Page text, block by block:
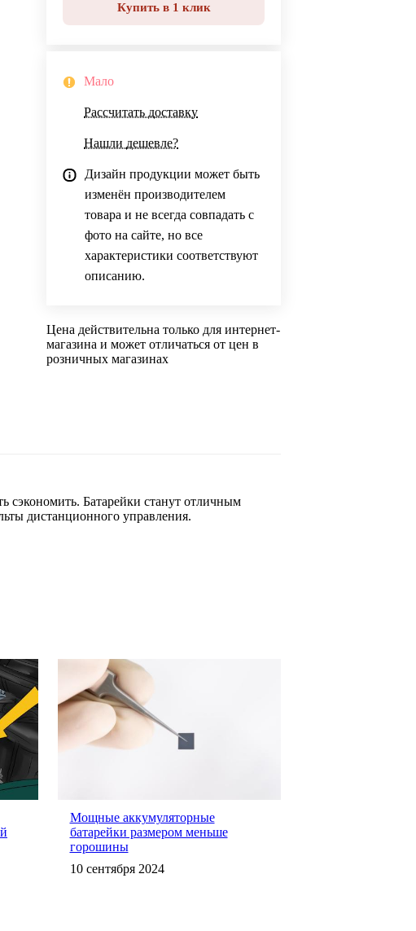
Купить в 1 клик
Мало
Рассчитать доставку
Нашли дешевле?
Дизайн продукции может быть
изменён производителем
товара и не всегда совпадать с
фото на сайте, но все
характеристики соответствуют
описанию.
Цена действительна только для интернет-
магазина и может отличаться от цен в
розничных магазинах
сэкономить. Батарейки станут отличным
дистанционного управления.
Мощные аккумуляторные
батарейки размером меньше
горошины
10 сентября 2024